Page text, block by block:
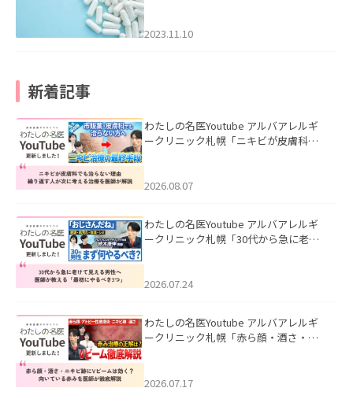
2023.11.10
新着記事
わたしの名医Youtube アルバアレルギ
ークリニック札幌「ニキビが皮膚科で
ました。
2026.08.07
わたしの名医Youtube アルバアレルギ
ークリニック札幌「30代から急に老け
た。
2026.07.24
わたしの名医Youtube アルバアレルギ
ークリニック札幌「赤ら顔・酒さ・ニ
した。
2026.07.17